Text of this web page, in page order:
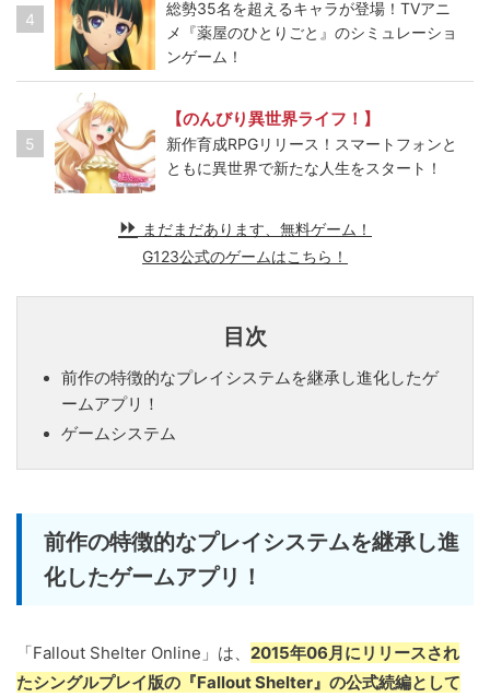
4
総勢35名を超えるキャラが登場！TVアニ
メ『薬屋のひとりごと』のシミュレーショ
ンゲーム！
5
【のんびり異世界ライフ！】
新作育成RPGリリース！スマートフォンと
ともに異世界で新たな人生をスタート！
まだまだあります、無料ゲーム！
G123公式のゲームはこちら！
目次
前作の特徴的なプレイシステムを継承し進化したゲ
ームアプリ！
ゲームシステム
前作の特徴的なプレイシステムを継承し進
化したゲームアプリ！
「Fallout Shelter Online」は、 2015年06月にリリースされ
たシングルプレイ版の『Fallout Shelter』の公式続編として